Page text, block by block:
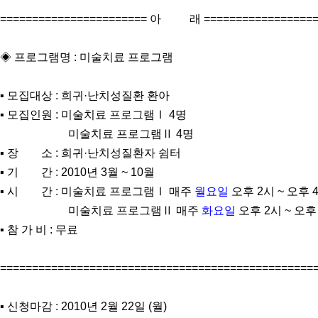
======================= 아 래
◈ 프로그램명 : 미술치료 프로그램
▪ 모집대상 : 희귀·난치성질환 환아
▪ 모집인원 : 미술치료 프로그램Ⅰ 4명
미술치료 프로그램Ⅱ 4명
▪ 장 소 : 희귀·난치성질환자 쉼터
▪ 기 간 : 2010년 3월 ~ 10월
▪ 시 간 : 미술치료 프로그램Ⅰ 매주 월요일 오후 2시 ~ 오후 4
미술치료 프로그램Ⅱ 매주 화요일 오후 2시 ~ 오후
▪ 참 가 비 : 무료
▪ 신청마감 : 2010년 2월 22일 (월)